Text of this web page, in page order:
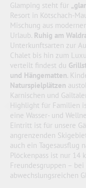
Glamping steht für
Resort in Kötschach-
Mischung aus
Urlaub. Ruhig am
Unterkunftsarten zur
Chalet bis hin zum
verteilt findest du
und Hängematten.
Naturspielplätzen
Karnischen und
Highlight für Familien
eine Wasser- und
Eintritt ist für unsere
angrenzenden
auch ein Tagesausflug
Plöckenpass ist nur 14
Freundesgruppen –
abwechslungsreichen